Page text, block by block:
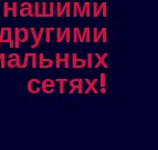
сетях!